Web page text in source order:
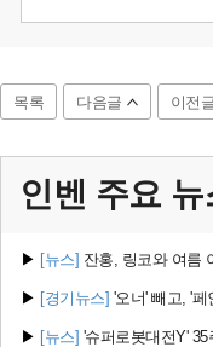
목록 다음글 이전
인벤 주요 뉴
▶ [뉴스] 잔홍, 링코와 여름
▶ [경기뉴스] '오너' 빼고, '
▶ [뉴스] '슈퍼로봇대전Y'